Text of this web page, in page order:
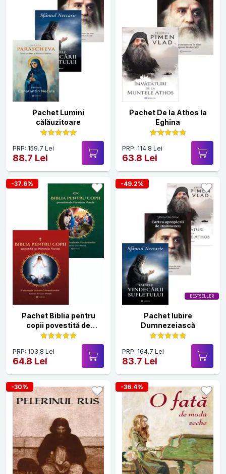
Pachet Lumini
călăuzitoare
PRP: 159.7 Lei
88.7 Lei
Pachet De la Athos la
Eghina
PRP: 114.8 Lei
63.8 Lei
-37.6%
Pachet Biblia pentru
copii povestită de
Părintele Necula Vol II +
PRP: 103.8 Lei
64.8 Lei
BESTSELLER
-49.2%
Pachet Iubire
Dumnezeiască
PRP: 164.7 Lei
83.7 Lei
-30% -36.4%